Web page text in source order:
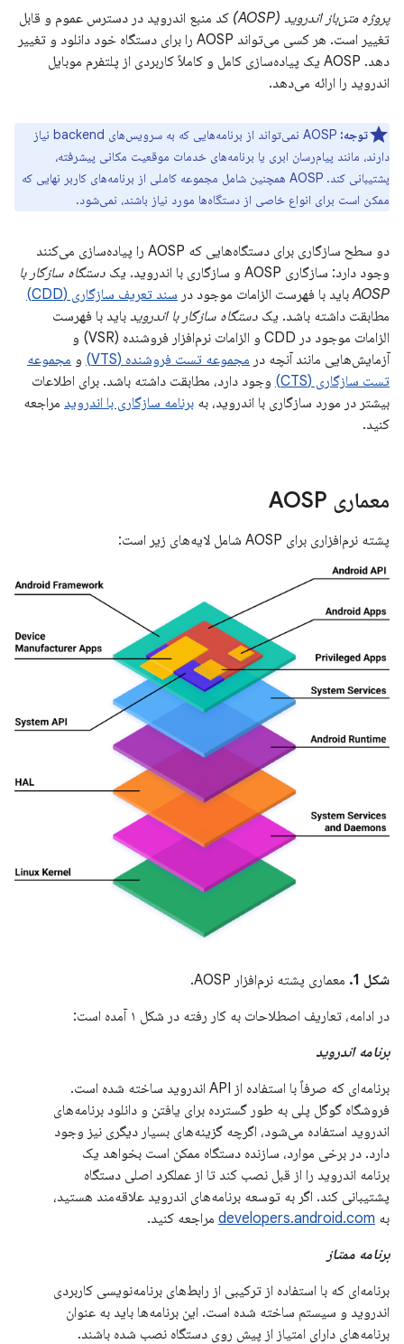
پروژه متن‌باز اندروید (AOSP)
کد منبع اندروید در دسترس عموم و قابل
تغییر است. هر کسی می‌تواند AOSP را برای دستگاه خود دانلود و تغییر
دهد. AOSP یک پیاده‌سازی کامل و کاملاً کاربردی از پلتفرم موبایل
اندروید را ارائه می‌دهد.
توجه:
AOSP نمی‌تواند از برنامه‌هایی که به سرویس‌های backend نیاز
دارند، مانند پیام‌رسان ابری یا برنامه‌های خدمات موقعیت مکانی پیشرفته،
پشتیبانی کند. AOSP همچنین شامل مجموعه کاملی از برنامه‌های کاربر نهایی که
ممکن است برای انواع خاصی از دستگاه‌ها مورد نیاز باشند، نمی‌شود.
دو سطح سازگاری برای دستگاه‌هایی که AOSP را پیاده‌سازی می‌کنند
وجود دارد: سازگاری AOSP و سازگاری با اندروید. یک
دستگاه سازگار با
AOSPباید با فهرست الزامات موجود در سند تعریف سازگاری (CDD)
مطابقت داشته باشد. یک دستگاه سازگار با اندروید باید با فهرست
الزامات موجود در CDD و الزامات نرم‌افزار فروشنده (VSR) و
آزمایش‌هایی مانند آنچه در مجموعه تست فروشنده (VTS) و مجموعه
تست سازگاری (CTS)
وجود دارد، مطابقت داشته باشد. برای اطلاعات
بیشتر در مورد سازگاری با اندروید، به برنامه سازگاری با اندروید مراجعه
کنید.
معماری AOSP
پشته نرم‌افزاری برای AOSP شامل لایه‌های زیر است:
شکل 1.
معماری پشته نرم‌افزار AOSP.
در ادامه، تعاریف اصطلاحات به کار رفته در شکل ۱ آمده است:
برنامه اندروید
برنامه‌ای که صرفاً با استفاده از API اندروید ساخته شده است.
فروشگاه گوگل پلی به طور گسترده برای یافتن و دانلود برنامه‌های
اندروید استفاده می‌شود، اگرچه گزینه‌های بسیار دیگری نیز وجود
دارد. در برخی موارد، سازنده دستگاه ممکن است بخواهد یک
برنامه اندروید را از قبل نصب کند تا از عملکرد اصلی دستگاه
پشتیبانی کند. اگر به توسعه برنامه‌های اندروید علاقه‌مند هستید،
به developers.android.com مراجعه کنید.
برنامه ممتاز
برنامه‌ای که با استفاده از ترکیبی از رابط‌های برنامه‌نویسی کاربردی
اندروید و سیستم ساخته شده است. این برنامه‌ها باید به عنوان
برنامه‌های دارای امتیاز از پیش روی دستگاه نصب شده باشند.